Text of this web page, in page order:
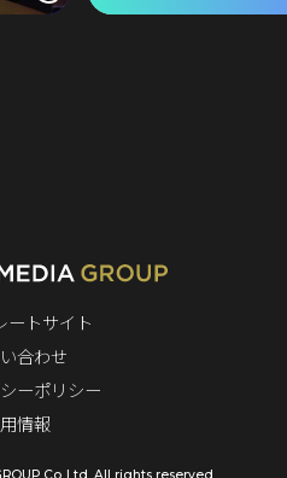
Co.,Ltd. All rights reserved.
ートサイト
合わせ
ーポリシー
情報